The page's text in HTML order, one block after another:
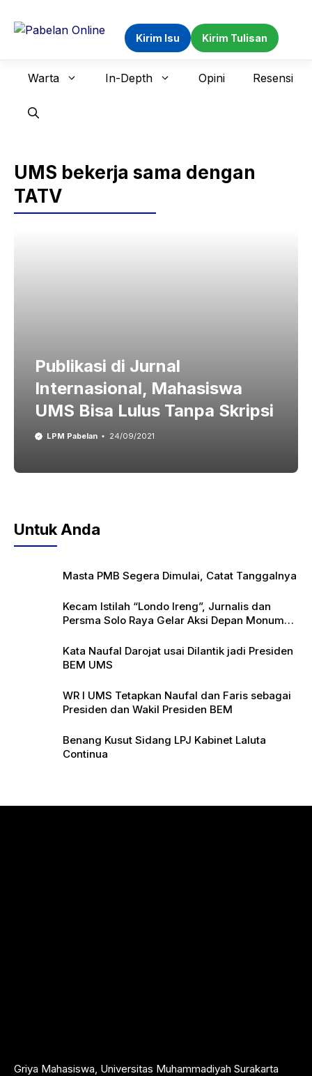
Kirim Isu Kirim Tulisan
Warta In-Depth Opini Resensi
UMS bekerja sama dengan
TATV
Publikasi di Jurnal
Internasional, Mahasiswa
UMS Bisa Lulus Tanpa Skripsi
LPM Pabelan 24/09/2021
Untuk Anda
Masta PMB Segera Dimulai, Catat Tanggalnya
Kecam Istilah “Londo Ireng”, Jurnalis dan
Persma Solo Raya Gelar Aksi Depan Monumen
Kata Naufal Darojat usai Dilantik jadi Presiden
BEM UMS
WR I UMS Tetapkan Naufal dan Faris sebagai
Presiden dan Wakil Presiden BEM
Benang Kusut Sidang LPJ Kabinet Laluta
Continua
Griya Mahasiswa, Universitas Muhammadiyah Surakarta